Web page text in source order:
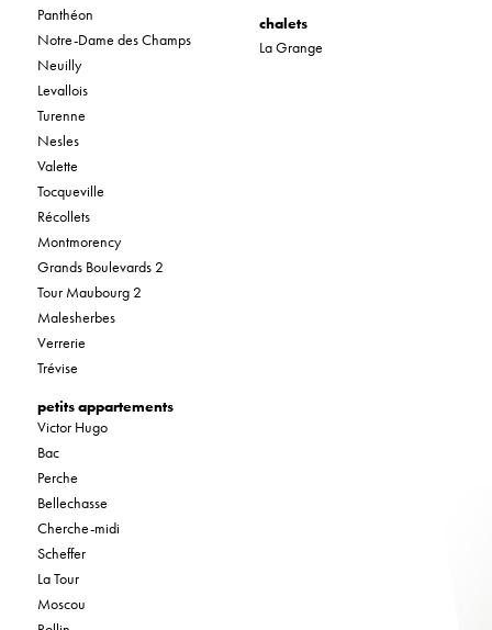
Panthéon
Notre-Dame des Champs
Neuilly
Levallois
Turenne
Nesles
Valette
Tocqueville
Récollets
Montmorency
Grands Boulevards 2
Tour Maubourg 2
Malesherbes
Verrerie
Trévise
petits appartements
Victor Hugo
Bac
Perche
Bellechasse
Cherche-midi
Scheffer
La Tour
Moscou
chalets
La Grange